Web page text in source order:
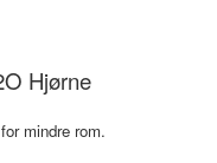
Hjørne
mindre rom.